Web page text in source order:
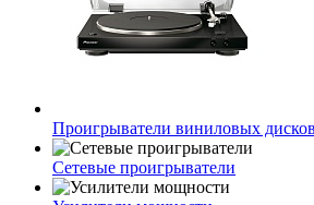
Проигрыватели виниловых дисков
Сетевые проигрыватели